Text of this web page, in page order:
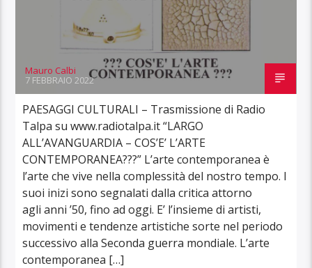
Mauro Calbi
7 FEBBRAIO 2022
PAESAGGI CULTURALI – Trasmissione di Radio
Talpa su www.radiotalpa.it “LARGO
ALL’AVANGUARDIA – COS’E’ L’ARTE
CONTEMPORANEA???” L’arte contemporanea è
l’arte che vive nella complessità del nostro tempo. I
suoi inizi sono segnalati dalla critica attorno
agli anni ’50, fino ad oggi. E’ l’insieme di artisti,
movimenti e tendenze artistiche sorte nel periodo
successivo alla Seconda guerra mondiale. L’arte
contemporanea […]